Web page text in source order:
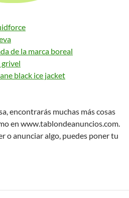
de la marca boreal
black ice jacket
encontrarás muchas más cosas
en www.tablondeanuncios.com.
o anunciar algo, puedes poner tu